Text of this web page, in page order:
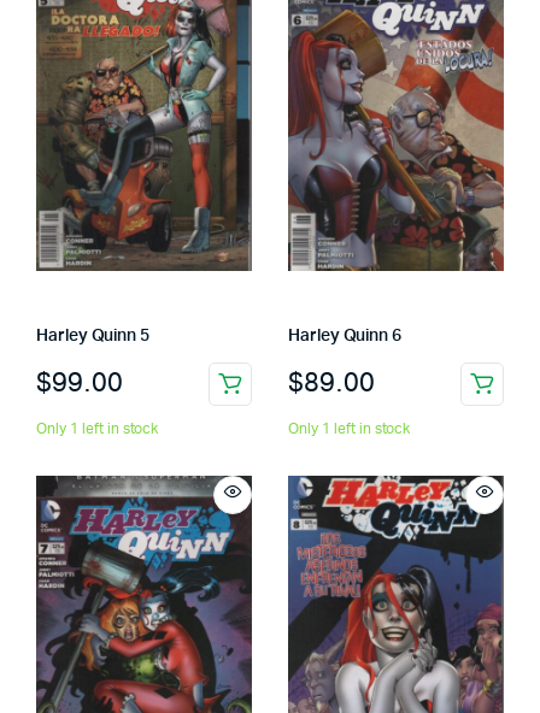
Harley Quinn 5
$99.00
Only 1 left in stock
Harley Quinn 6
$89.00
Only 1 left in stock